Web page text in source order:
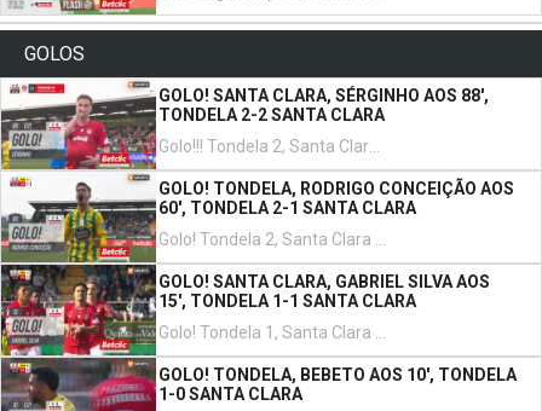
GOLOS
GOLO! SANTA CLARA, SÉRGINHO AOS 88',
TONDELA 2-2 SANTA CLARA
Golo!!! Tondela 2, Santa Clara 2. Serginho transforma o penalty, remate com o pé direito.
GOLO! TONDELA, RODRIGO CONCEIÇÃO AOS
60', TONDELA 2-1 SANTA CLARA
Golo! Tondela 2, Santa Clara 1. Rodrigo Conceição remate com o pé direito do lado esquerdo da área depois de um contra ataque.
GOLO! SANTA CLARA, GABRIEL SILVA AOS
15', TONDELA 1-1 SANTA CLARA
Golo! Tondela 1, Santa Clara 1. Gabriel Silva remate com o pé esquerdo de fora da área.
GOLO! TONDELA, BEBETO AOS 10', TONDELA
1-0 SANTA CLARA